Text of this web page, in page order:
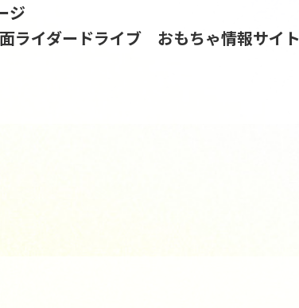
ジ
ライダードライブ おもちゃ情報サイト